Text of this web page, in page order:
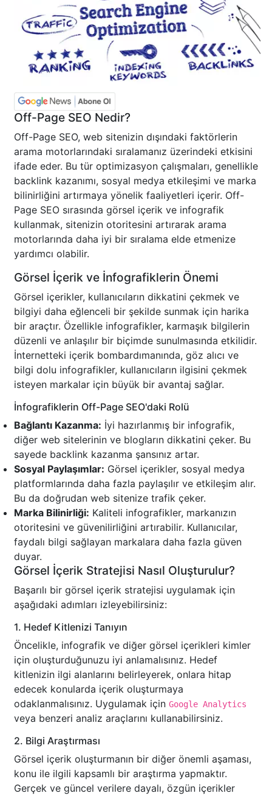
Off-Page SEO Nedir?
Off-Page SEO, web sitenizin dışındaki faktörlerin
arama motorlarındaki sıralamanız üzerindeki etkisini
ifade eder. Bu tür optimizasyon çalışmaları, genellikle
backlink kazanımı, sosyal medya etkileşimi ve marka
bilinirliğini artırmaya yönelik faaliyetleri içerir. Off-
Page SEO sırasında görsel içerik ve infografik
kullanmak, sitenizin otoritesini artırarak arama
motorlarında daha iyi bir sıralama elde etmenize
yardımcı olabilir.
Görsel İçerik ve İnfografiklerin Önemi
Görsel içerikler, kullanıcıların dikkatini çekmek ve
bilgiyi daha eğlenceli bir şekilde sunmak için harika
bir araçtır. Özellikle infografikler, karmaşık bilgilerin
düzenli ve anlaşılır bir biçimde sunulmasında etkilidir.
İnternetteki içerik bombardımanında, göz alıcı ve
bilgi dolu infografikler, kullanıcıların ilgisini çekmek
isteyen markalar için büyük bir avantaj sağlar.
İnfografiklerin Off-Page SEO'daki Rolü
Bağlantı Kazanma: İyi hazırlanmış bir infografik,
diğer web sitelerinin ve blogların dikkatini çeker. Bu
sayede backlink kazanma şansınız artar.
Sosyal Paylaşımlar: Görsel içerikler, sosyal medya
platformlarında daha fazla paylaşılır ve etkileşim alır.
Bu da doğrudan web sitenize trafik çeker.
Marka Bilinirliği: Kaliteli infografikler, markanızın
otoritesini ve güvenilirliğini artırabilir. Kullanıcılar,
faydalı bilgi sağlayan markalara daha fazla güven
duyar.
Görsel İçerik Stratejisi Nasıl Oluşturulur?
Başarılı bir görsel içerik stratejisi uygulamak için
aşağıdaki adımları izleyebilirsiniz:
1. Hedef Kitlenizi Tanıyın
Öncelikle, infografik ve diğer görsel içerikleri kimler
için oluşturduğunuzu iyi anlamalısınız. Hedef
kitlenizin ilgi alanlarını belirleyerek, onlara hitap
edecek konularda içerik oluşturmaya
odaklanmalısınız. Uygulamak için Google Analytics
veya benzeri analiz araçlarını kullanabilirsiniz.
2. Bilgi Araştırması
Görsel içerik oluşturmanın bir diğer önemli aşaması,
konu ile ilgili kapsamlı bir araştırma yapmaktır.
Gerçek ve güncel verilere dayalı, özgün içerikler